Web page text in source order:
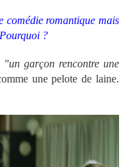
comédie romantique mais
?
"un garçon rencontre une
une pelote de laine.